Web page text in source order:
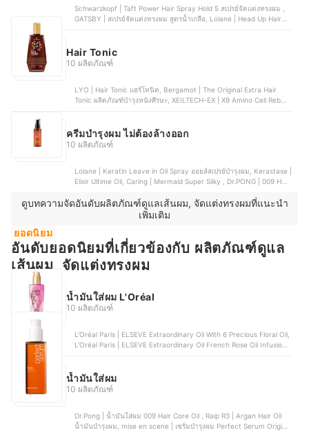
Schwarzkopf | Taft Power Hair Spray Hold 5 สเปรย์จัดแต่งทรงผม ,
GATSBY | สเปรย์จัดแต่งทรงผม สูตรน้ำเกลือ, Lolane | Head Up Hair
Hair Tonic
10 ผลิตภัณฑ์
LYO | Hair Tonic แฮร์โทนิค, Bergamot | The Original Extra Hair
Tonic ผลิตภัณฑ์บำรุงหนังศีรษะ, XEILTECH-EX | X9 Amino Cell Rebuild
ครีมบำรุงผม ไม่ต้องล้างออก
10 ผลิตภัณฑ์
Lolane | Keratin Leave in Oil Spray ออยล์สเปรย์บำรุงผม, Kerastase |
Elixir Ultime Oil, Caring | Mermaid Super Silky , Dr.PONG | 009 Hair
ดูบทความจัดอันดับผลิตภัณฑ์ดูแลเส้นผม, จัดแต่งทรงผมที่แนะนำ
เพิ่มเติม
ยอดนิยม
อันดับยอดนิยมที่เกี่ยวข้องกับ ผลิตภัณฑ์ดูแล
เส้นผม, จัดแต่งทรงผม
น้ำมันใส่ผม L'Oréal
10 ผลิตภัณฑ์
L'Oréal Paris | ELSEVE Extraordinary Oil With 6 Precious Floral Oil,
L'Oréal Paris | ELSEVE Extraordinary Oil French Rose Oil Infusion ,
| ELSEVE Extraordinary Oil Extra Rich
น้ำมันใส่ผม
10 ผลิตภัณฑ์
Dr.Pong | น้ำมันใส่ผม 009 Hair Core Oil , Raip R3 | Argan Hair Oil
น้ำมันบำรุงผม, mise en scene | เซรั่มบำรุงผม Perfect Serum Original